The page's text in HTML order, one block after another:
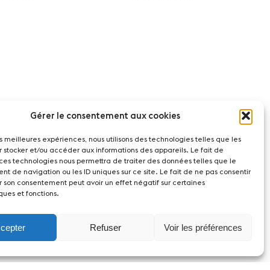
Gérer le consentement aux cookies
meilleures expériences, nous utilisons des technologies telles que les
stocker et/ou accéder aux informations des appareils. Le fait de
technologies nous permettra de traiter des données telles que le
de navigation ou les ID uniques sur ce site. Le fait de ne pas consentir
son consentement peut avoir un effet négatif sur certaines
et fonctions.
Refuser Voir les préférences